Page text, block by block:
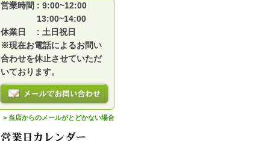
営業時間 : 9:00~12:00
13:00~14:00
休業日 : 土日祝日
※現在お電話によるお問い
合わせを休止させていただ
いております。
> 当店からのメールがとどかない場合